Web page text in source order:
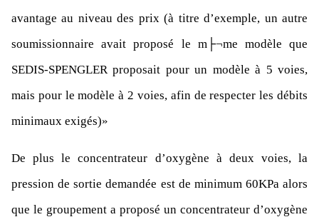
avantage au niveau des prix (à titre d’exemple, un autre
soumissionnaire avait proposé le m├¬me modèle que
SEDIS-SPENGLER proposait pour un modèle à 5 voies,
mais pour le modèle à 2 voies, afin de respecter les débits
minimaux exigés)»
De plus le concentrateur d’oxygène à deux voies, la
pression de sortie demandée est de minimum 60KPa alors
que le groupement a proposé un concentrateur d’oxygène